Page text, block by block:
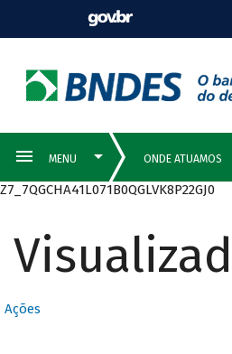
Z7_7QGCHA41L071B0QGLVK8P22GJ0
Ações